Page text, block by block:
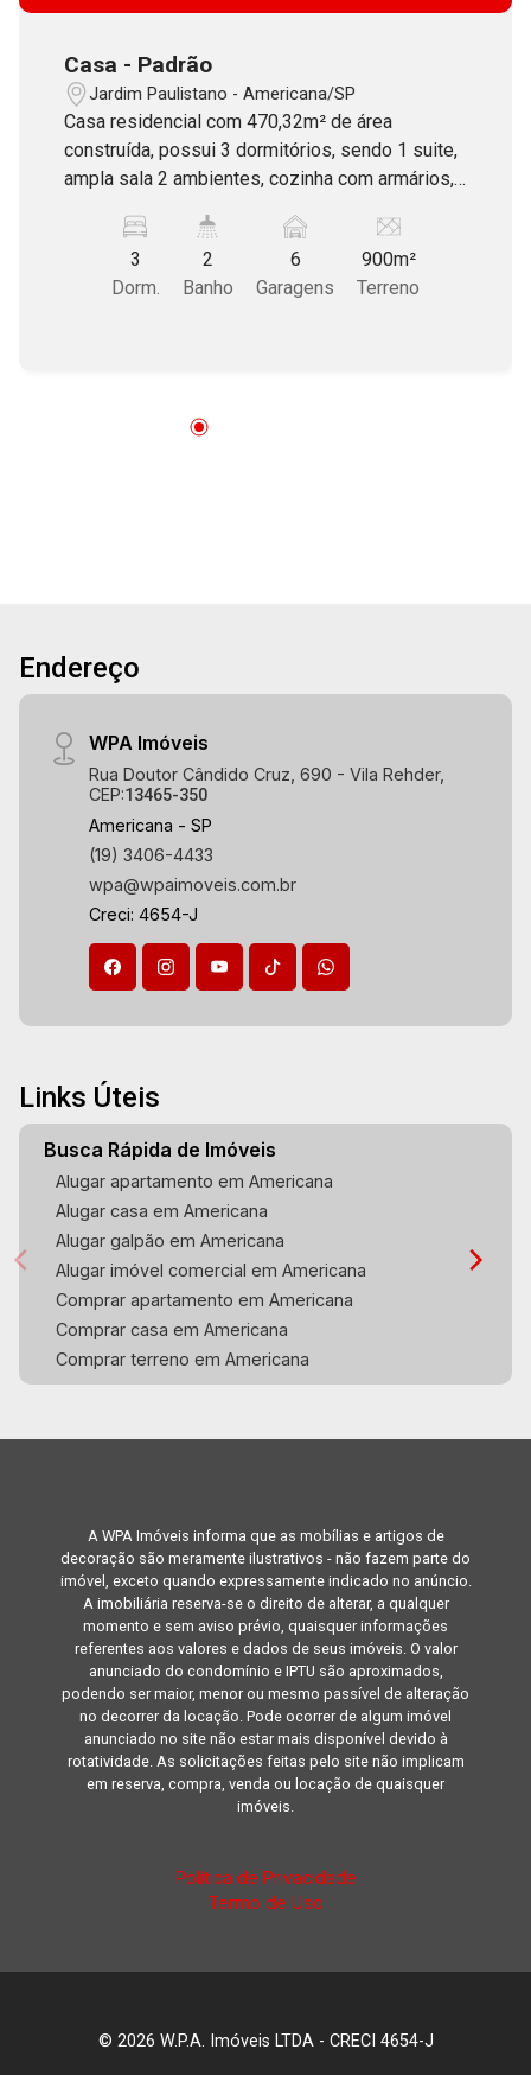
Casa - Padrão
Jardim Paulistano - Americana/SP
Casa residencial com 470,32m² de área
construída, possui 3 dormitórios, sendo 1 suite,
ampla sala 2 ambientes, cozinha com armários,
de empregada, despensa, espaço gourmet com
churrasqueira, piscina aquecida, espaço para
academia, 6 vagas de garagem. Aceita permuta
3
Dorm.
2
Banho
6
Garagens
900m²
Terreno
Endereço
WPA Imóveis
Rua Doutor Cândido Cruz, 690 - Vila Rehder,
CEP:13465-350
Americana - SP
(19) 3406-4433
wpa@wpaimoveis.com.br
Creci: 4654-J
Links Úteis
Busca Rápida de Imóveis
Alugar apartamento em Americana
Alugar casa em Americana
Alugar galpão em Americana
Alugar imóvel comercial em Americana
Comprar apartamento em Americana
Comprar casa em Americana
Comprar terreno em Americana
A WPA Imóveis informa que as mobílias e artigos de
decoração são meramente ilustrativos - não fazem parte do
imóvel, exceto quando expressamente indicado no anúncio.
A imobiliária reserva-se o direito de alterar, a qualquer
momento e sem aviso prévio, quaisquer informações
referentes aos valores e dados de seus imóveis. O valor
anunciado do condomínio e IPTU são aproximados,
podendo ser maior, menor ou mesmo passível de alteração
no decorrer da locação. Pode ocorrer de algum imóvel
anunciado no site não estar mais disponível devido à
rotatividade. As solicitações feitas pelo site não implicam
em reserva, compra, venda ou locação de quaisquer
imóveis.
Política de Privacidade
Termo de Uso
© 2026 W.P.A. Imóveis LTDA - CRECI 4654-J